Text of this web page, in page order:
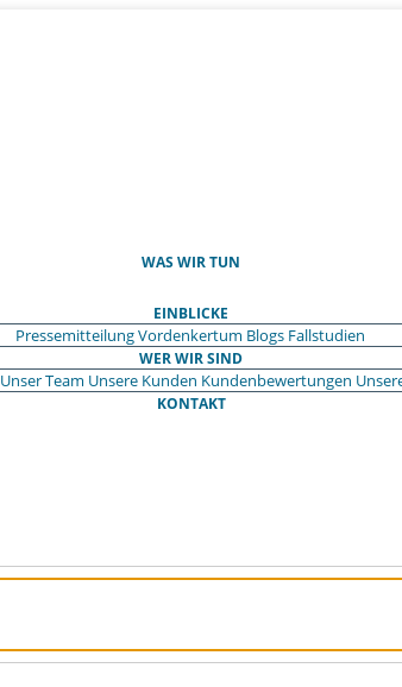
WAS WIR TUN
EINBLICKE
PressemitteilungVordenkertum Blogs Fallstudien
WER WIR SIND
Unser Team Unsere Kunden Kundenbewertungen
KONTAKT